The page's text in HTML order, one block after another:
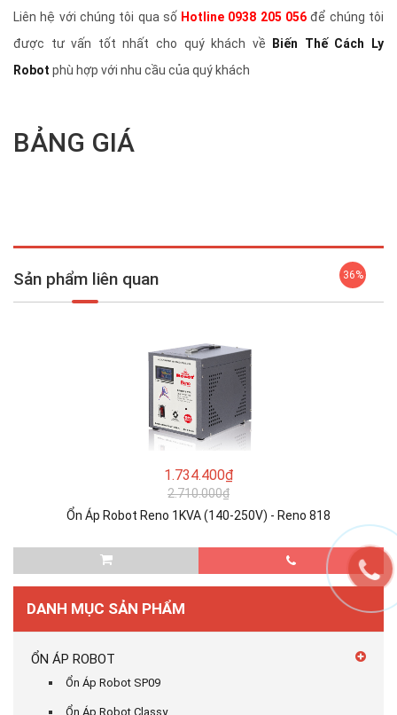
Liên hệ với chúng tôi qua số Hotline 0938 205 056 để chúng tôi
được tư vấn tốt nhất cho quý khách về
Biến Thế Cách Ly
Robot phù hợp với nhu cầu của quý khách
BẢNG GIÁ
Sản phẩm liên quan
1.734.400₫
2.710.000₫
Ổn Áp Robot Reno 1KVA (140-250V) - Reno 818
36%
DANH MỤC SẢN PHẨM
ỔN ÁP ROBOT
Ổn Áp Robot SP09
Ổn Áp Robot Classy